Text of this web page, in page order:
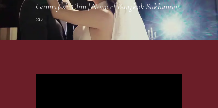
Gammy & Chin | Novotel Bangkok Sukhumvit
20